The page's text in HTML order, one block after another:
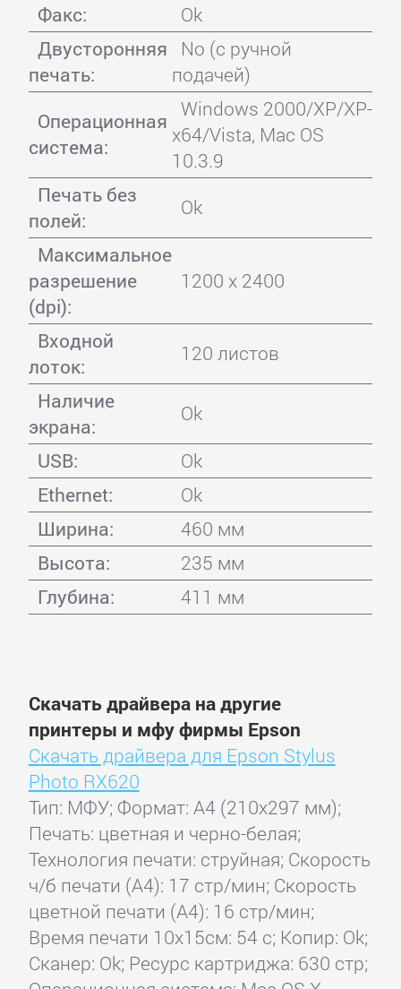
Факс:
Ok
Двусторонняя
печать:
No (с ручной
подачей)
Операционная
система:
Windows 2000/XP/XP-
x64/Vista, Mac OS
10.3.9
Печать без
полей:
Ok
Максимальное
разрешение
(dpi):
1200 x 2400
Входной
лоток:
120 листов
Наличие
экрана:
Ok
USB:
Ok
Ethernet:
Ok
Ширина:
460 мм
Высота:
235 мм
Глубина:
411 мм
Скачать драйвера на другие
принтеры и мфу фирмы Epson
Скачать драйвера для Epson Stylus
Photo RX620
Тип: МФУ; Формат: A4 (210x297 мм);
Печать: цветная и черно-белая;
Технология печати: струйная; Скорость
ч/б печати (А4): 17 стр/мин; Скорость
цветной печати (А4): 16 стр/мин;
Время печати 10x15см: 54 с; Копир: Ok;
Сканер: Ok; Ресурс картриджа: 630 стр;